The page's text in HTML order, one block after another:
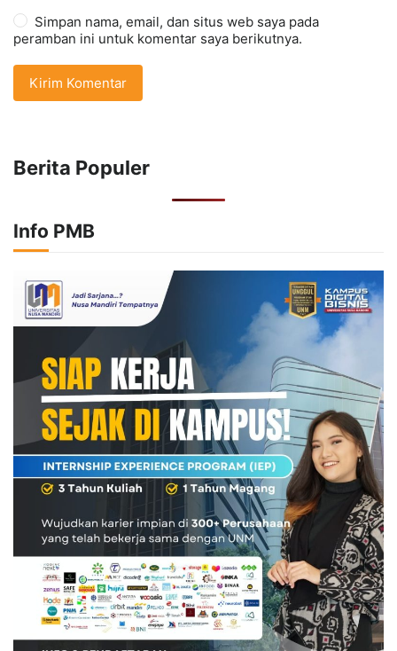
Simpan nama, email, dan situs web saya pada
peramban ini untuk komentar saya berikutnya.
Berita Populer
Info PMB